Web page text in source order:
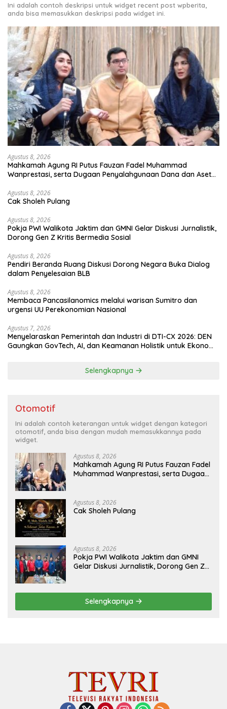
Ini adalah contoh deskripsi untuk widget recent post wpberita,
anda bisa memasukkan deskripsi pada widget ini.
Agustus 8, 2026
Mahkamah Agung RI Putus Fauzan Fadel Muhammad
Wanprestasi, serta Dugaan Penyalahgunaan Dana dan Aset
Agustus 8, 2026
Cak Sholeh Pulang
Agustus 8, 2026
Pokja PWI Walikota Jaktim dan GMNI Gelar Diskusi Jurnalistik,
Dorong Gen Z Kritis Bermedia Sosial
Agustus 8, 2026
Pendiri Beranda Ruang Diskusi Dorong Negara Buka Dialog
dalam Penyelesaian BLB
Agustus 8, 2026
Membaca Pancasilanomics melalui warisan Sumitro dan
urgensi UU Perekonomian Nasional
Agustus 7, 2026
Menyelaraskan Pemerintah dan Industri di DTI-CX 2026: DEN
Gaungkan GovTech, AI, dan Keamanan Holistik untuk Ekonomi
Selengkapnya
Otomotif
Ini adalah contoh keterangan untuk widget dengan kategori
otomotif, anda bisa dengan mudah memasukkannya pada
widget.
Agustus 8, 2026
Mahkamah Agung RI Putus Fauzan Fadel
Muhammad Wanprestasi, serta Dugaan
Agustus 8, 2026
Cak Sholeh Pulang
Agustus 8, 2026
Pokja PWI Walikota Jaktim dan GMNI
Gelar Diskusi Jurnalistik, Dorong Gen Z
Selengkapnya